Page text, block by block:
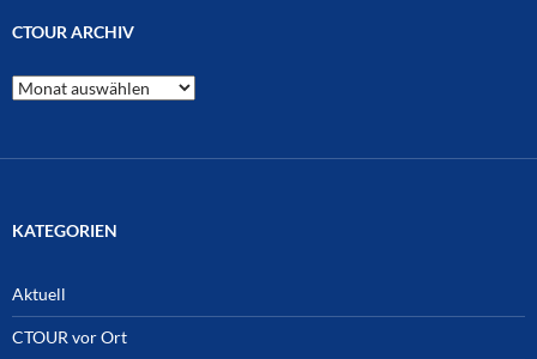
CTOUR ARCHIV
CTOUR
Archiv
KATEGORIEN
Aktuell
CTOUR vor Ort